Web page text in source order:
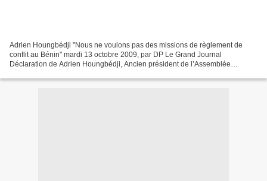
Adrien Houngbédji "Nous ne voulons pas des missions de règlement de
conflit au Bénin" mardi 13 octobre 2009, par DP Le Grand Journal
Déclaration de Adrien Houngbédji, Ancien président de l’Assemblée